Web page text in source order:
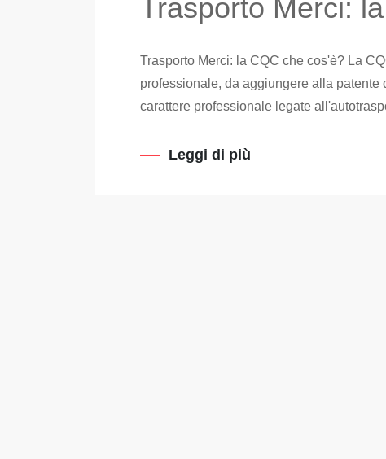
Trasporto Merci:
Trasporto Merci: la CQC che cos'è? La
professionale, da aggiungere alla
carattere professionale legate
Leggi di più